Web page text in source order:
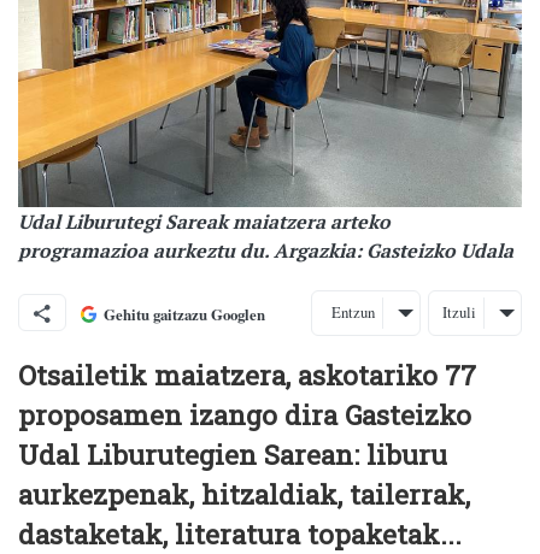
Udal Liburutegi Sareak maiatzera arteko
programazioa aurkeztu du. Argazkia: Gasteizko Udala
Gehitu gaitzazu Googlen Entzun Itzuli
Otsailetik maiatzera, askotariko 77
proposamen izango dira Gasteizko
Udal Liburutegien Sarean: liburu
aurkezpenak, hitzaldiak, tailerrak,
dastaketak, literatura topaketak...